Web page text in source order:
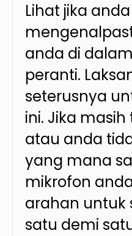
Lihat jika
anda di
peranti.
seterusnya
ini. Jika
atau anda
yang mana
mikrofon
arahan untuk
satu demi